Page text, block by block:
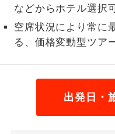
などからホテル選択
空席状況により常に
る、価格変動型ツア
出発日・
おひとり様参
加限定
お
ス
金
コ
ご夫婦限定
ご
す。